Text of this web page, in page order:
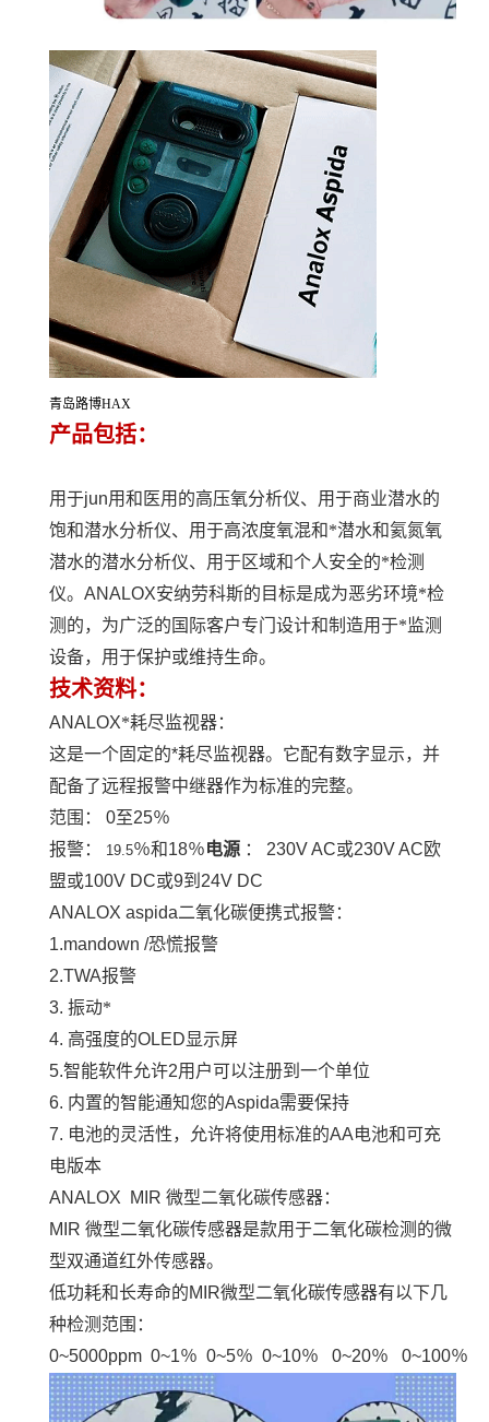
青岛路博HAX
产品包括：
用于jun用和医用的高压氧分析仪、用于商业潜水的
饱和潜水分析仪、用于高浓度氧混和*潜水和氦氮氧
潜水的潜水分析仪、用于区域和个人安全的*检测
仪。 ANALOX安纳劳科斯的目标是成为恶劣环境*检
测的，为广泛的国际客户专门设计和制造用于*监测
设备，用于保护或维持生命。
技术资料：
ANALOX*耗尽监视器：
这是一个固定的*耗尽监视器。它配有数字显示，并
配备了远程报警中继器作为标准的完整。
范围：
0至25％
报警：
19.5％和18％电源 ： 230V AC或230V AC欧
盟或100V DC或9到 24V DC
ANALOX aspida二氧化碳便携式报警：
1.mandown /恐慌报警
2.TWA报警
3. 振动*
4. 高强度的OLED显示屏
5.智能软件允许2用户可以注册到一个单位
6. 内置的智能通知您的Aspida需要保持
7. 电池的灵活性，允许将使用标准的AA电池和可充
电版本
ANALOX MIR 微型二氧化碳传感器：
MIR 微型二氧化碳传感器是款用于二氧化碳检测的微
型双通道红外传感器。
低功耗和长寿命的MIR微型二氧化碳传感器有以下几
种检测范围：
0~5000ppm 0~1％ 0~5％ 0~10％ 0~20％ 0~100％